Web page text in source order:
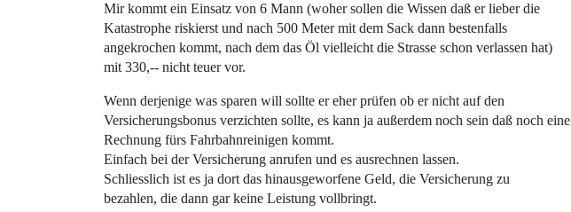
Mir kommt ein Einsatz von 6 Mann (woher sollen die Wissen daß er lieber die
Katastrophe riskierst und nach 500 Meter mit dem Sack dann bestenfalls
angekrochen kommt, nach dem das Öl vielleicht die Strasse schon verlassen hat)
mit 330,-- nicht teuer vor.
Wenn derjenige was sparen will sollte er eher prüfen ob er nicht auf den
Versicherungsbonus verzichten sollte, es kann ja außerdem noch sein daß noch eine
Rechnung fürs Fahrbahnreinigen kommt.
Einfach bei der Versicherung anrufen und es ausrechnen lassen.
Schliesslich ist es ja dort das hinausgeworfene Geld, die Versicherung zu
bezahlen, die dann gar keine Leistung vollbringt.